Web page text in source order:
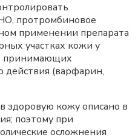
протромбиновое
применении препарата
участках кожи у
принимающих
действия (варфарин,
здоровую кожу описано в
поэтому при
осложнения